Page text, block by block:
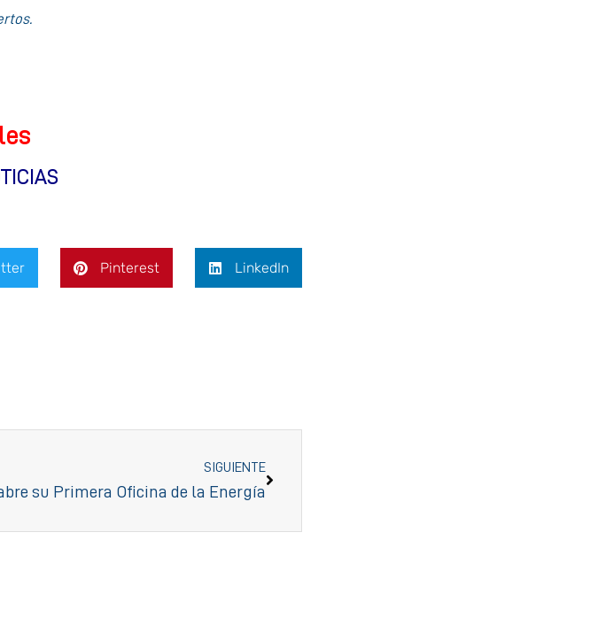
Pinterest LinkedIn
SIGUIENTE
su Primera Oficina de la Energía